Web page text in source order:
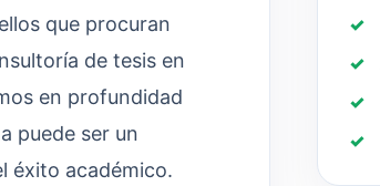
que procuran
de tesis en
en profundidad
puede ser un
éxito académico.